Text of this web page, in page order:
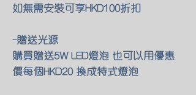
如無需安裝可享HKD100折扣
-贈送光源
購買贈送5W LED燈泡 也可以用優惠
價每個HKD20 換成特式燈泡